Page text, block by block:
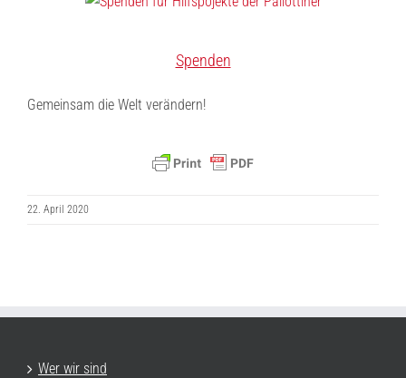
Spenden
Gemeinsam die Welt verändern!
22. April 2020
Wer wir sind